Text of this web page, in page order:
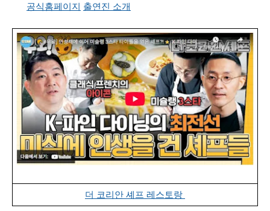
공식홈페이지 출연진 소개
더 코리안 셰프 레스토랑